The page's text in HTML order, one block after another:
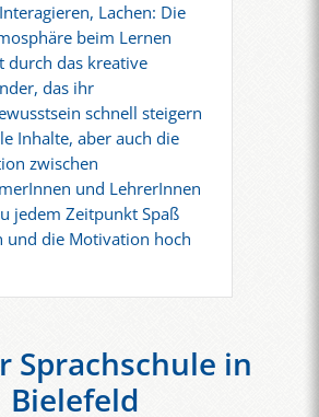
Lachen: Die
beim Lernen
durch das kreative
das ihr
schnell steigern
Inhalte, aber auch die
zwischen
und LehrerInnen
jedem Zeitpunkt Spaß
und die Motivation hoch
Sprachschule in
Bielefeld